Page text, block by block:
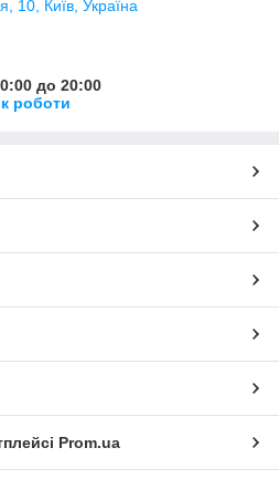
10, Київ, Україна
до 20:00
роботи
Prom.ua